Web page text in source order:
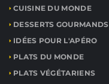
CUISINE DU MONDE
DESSERTS GOURMANDS
IDÉES POUR L'APÉRO
PLATS DU MONDE
PLATS VÉGÉTARIENS